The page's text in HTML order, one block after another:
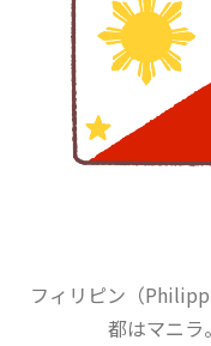
フィリピン（
都はマニラ